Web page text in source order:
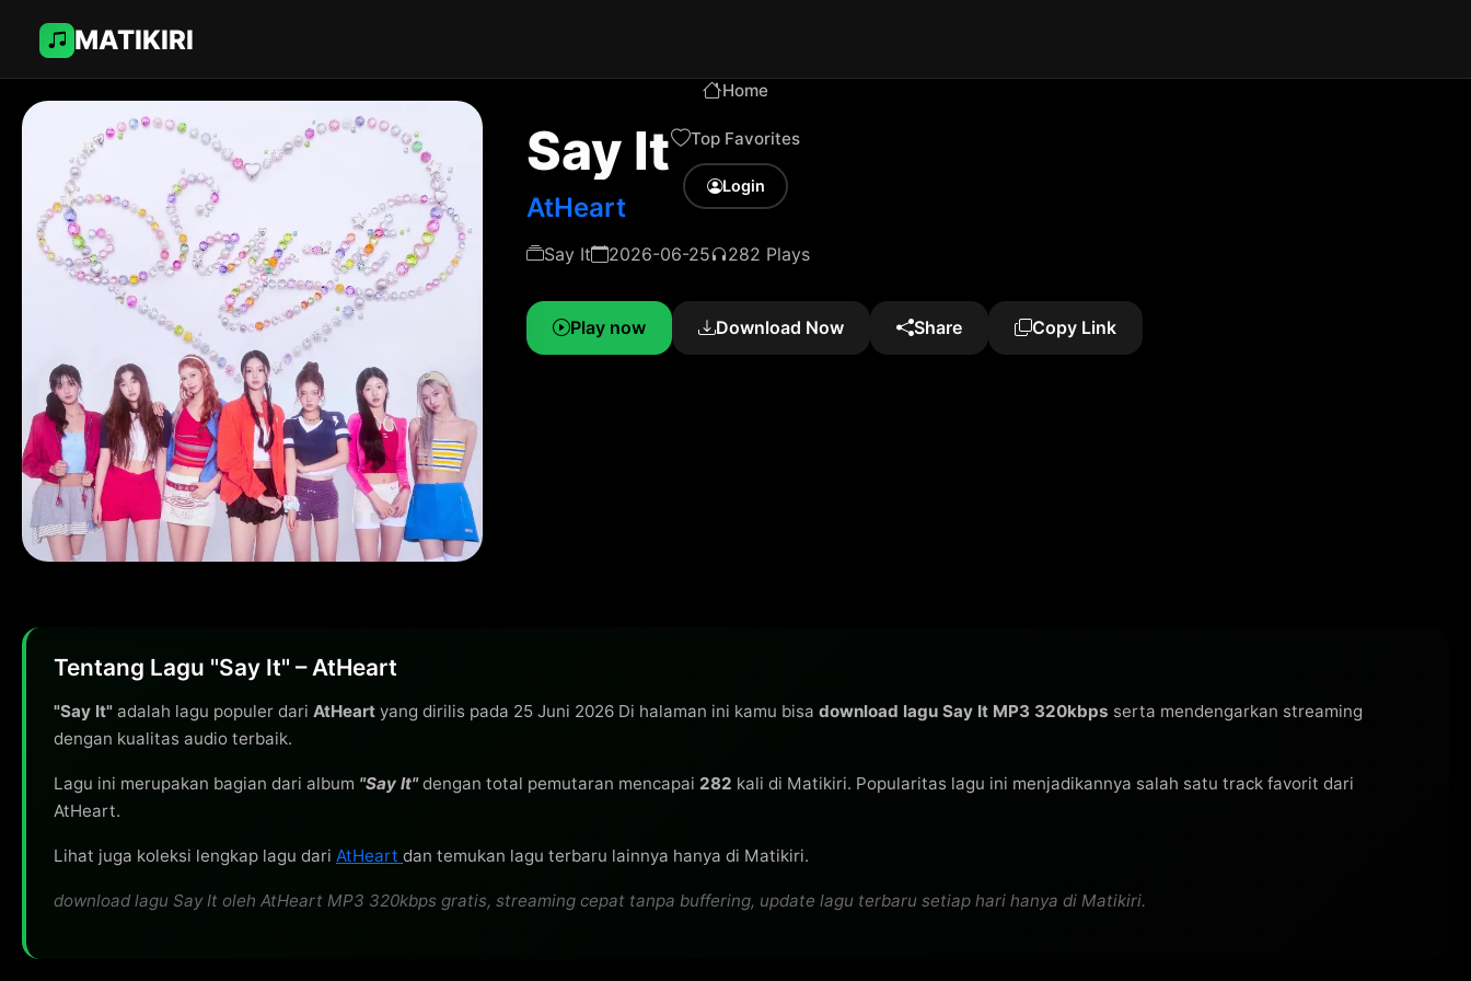
MATIKIRI
Home
Top Favorites
Login
Say It
AtHeart
Say It 2026-06-25 282 Plays
Play now Download Now Share Copy Link
Tentang Lagu "Say It" – AtHeart
"Say It" adalah lagu populer dari AtHeart yang dirilis pada 25 Juni 2026 Di halaman ini kamu bisa download lagu Say It MP3 320kbps serta mendengarkan streaming
dengan kualitas audio terbaik.
Lagu ini merupakan bagian dari album "Say It"dengan total pemutaran mencapai 282 kali di Matikiri. Popularitas lagu ini menjadikannya salah satu track favorit dari
AtHeart.
Lihat juga koleksi lengkap lagu dari AtHeart dan temukan lagu terbaru lainnya hanya di Matikiri.
download lagu Say It oleh AtHeart MP3 320kbps gratis, streaming cepat tanpa buffering, update lagu terbaru setiap hari hanya di Matikiri.